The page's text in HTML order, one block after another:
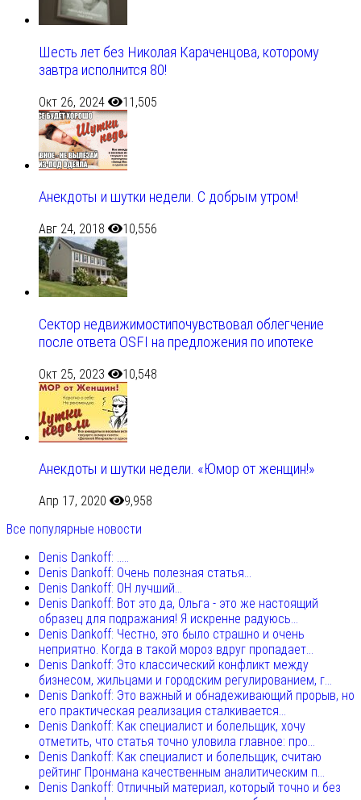
Шесть лет без Николая Караченцова, которому
завтра исполнится 80!
Окт 26, 2024 11,505
Анекдоты и шутки недели. С добрым утром!
Авг 24, 2018 10,556
Сектор недвижимостипочувствовал облегчение
после ответа OSFI на предложения по ипотеке
Окт 25, 2023 10,548
Анекдоты и шутки недели. «Юмор от женщин!»
Апр 17, 2020
9,958
Все популярные новости
Denis Dankoff: .....
Denis Dankoff: Очень полезная статья...
Denis Dankoff: ОН лучший...
Denis Dankoff: Вот это да, Ольга - это же настоящий
образец для подражания! Я искренне радуюсь...
Denis Dankoff: Честно, это было страшно и очень
неприятно. Когда в такой мороз вдруг пропадает...
Denis Dankoff: Это классический конфликт между
бизнесом, жильцами и городским регулированием, г...
Denis Dankoff: Это важный и обнадеживающий прорыв, но
его практическая реализация сталкивается...
Denis Dankoff: Как специалист и болельщик, хочу
отметить, что статья точно уловила главное: про...
Denis Dankoff: Как специалист и болельщик, считаю
рейтинг Пронмана качественным аналитическим п...
Denis Dankoff: Отличный материал, который точно и без